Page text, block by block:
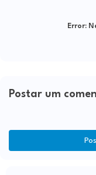
Error:
Postar um